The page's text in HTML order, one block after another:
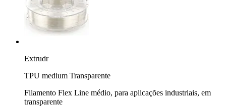
Extrudr
TPU medium Transparente
Filamento Flex Line médio, para aplicações industriais, em
transparente